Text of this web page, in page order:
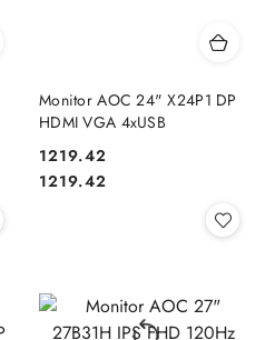
Monitor AOC 24" X24P1 DP
HDMI VGA 4xUSB
Cena:
1219.42
Cena:
1219.42